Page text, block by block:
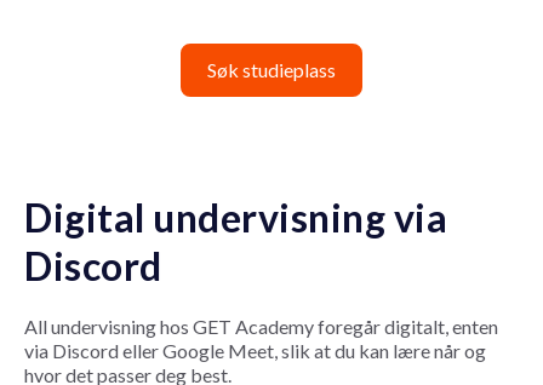
Søk studieplass
Digital undervisning via
Discord
All undervisning hos GET Academy foregår digitalt, enten
via Discord eller Google Meet, slik at du kan lære når og
hvor det passer deg best.